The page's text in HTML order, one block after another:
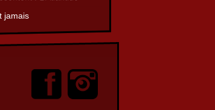
jamais